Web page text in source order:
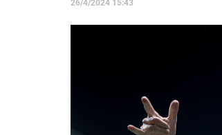
26/4/2024 15:43